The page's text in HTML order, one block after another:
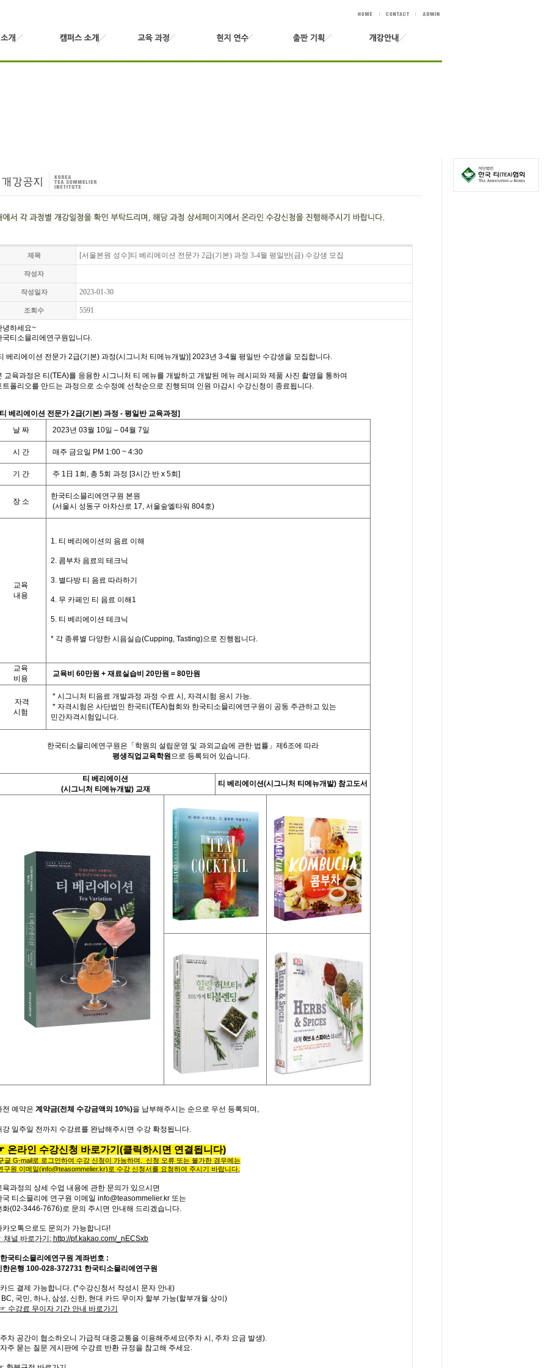
제목 [서울본원 성수]티 베리에이션 전문가 2급(기본) 과정 3-4월 평일반(금) 수강생 모집
작성자
작성일자 2023-01-30
조회수 5591
녕하세요~
국티소믈리에연구원입니다.
베리에이션 전문가 2급(기본) 과정(시그니처 티메뉴개발)] 2023년 3-4월 평일반 수강생을 모집합니다.
교육과정은 티 (TEA)를 응용한 시그니처 티 메뉴를 개발하고 개발된 메뉴 레시피와 제품 사진 촬영을 통하여
트폴리오를 만드는 과정으로 소수정예 선착순으로 진행되며 인원 마감시 수강신청이 종료됩니다.
티 베리에이션 전문가 2급(기본) 과정 - 평일반 교육과정]
날 짜 2023년 03월 10일 – 04월 7일
시 간 매주 금요일 PM 1:00 ~ 4:30
기 간 주 1 日 1회 , 총 5회 과정 [3시간 반x 5회 ]
장 소
한국티소믈리에연구원 본원
(서울시 성동구 아차산로 17, 서울숲엘타워 804호)
교육
내용
1. 티 베리에이션의 음료 이해
2. 콤부차 음료의 테크닉
3. 별다방 티 음료 따라하기
4.무 카페인 티 음료 이해1
5.티 베리에이션 테크닉
* 각 종류별 다양한 시음실습(Cupping, Tasting)으로 진행됩니다.⠀⠀⠀
교육
비용
교육비 60만원 + 재료실습비 20만원 = 80만원
자격
시험
* 시그니처 티음료 개발과정 과정 수료 시 , 자격시험 응시 가능.
* 자격시험은 사단법인 한국티 (TEA)협회와 한국티소믈리에연구원이 공동 주관하고 있는
민간자격시험입니다.
한국티소믈리에연구원은「학원의 설립운영 및 과외교습에 관한 법률」제 6조에 따라
평생직업교육학원으로 등록되어 있습니다.
티 베리에이션
(시그니처 티메뉴개발) 교재
티 베리에이션(시그니처 티메뉴개발) 참고도서
전 예약은 계약금(전체 수강금액의 10%)을 납부해주시는 순으로 우선 등록되며 ,
강 일주일 전까지 수강료를 완납해주시면 수강 확정됩니다.
온라인 수강신청 바로가기(클릭하시면 연결됩니다)
글 G-mail로 로그인하여 수강 신청이 가능하며 신청 오류 또는 불가한 경우에는
구원 이메일(info@teasommelier.kr) 로 수강 신청서를 요청하여 주시기 바랍니다
육과정의 상세 수업 내용에 관한 문의가 있으시면
국 티소믈리에 연구원 이메일 info@teasommelier.kr 또는
화(02-3446-7676)로 문의 주시면 안내해 드리겠습니다.
카오톡으로도 문의가 가능합니다!
채널 바로가기 : http://pf.kakao.com/_nECSxb
한국티소믈리에연구원 계좌번호 :
한은행 100-028-372731 한국티소믈리에연구원
카드 결제 가능합니다. (*수강신청서 작성시 문자 안내)
국민, 하나, 삼성, 신한, 현대 카드 무이자 할부 가능(할부개월 상이 )
수강료 무이자 기간 안내 바로가기
주차 공간이 협소하오니 가급적 대중교통을 이용해주세요(주차 시 , 주차 요금 발생).
자주 묻는 질문 게시판에 수강료 반환 규정을 참고해 주세요.